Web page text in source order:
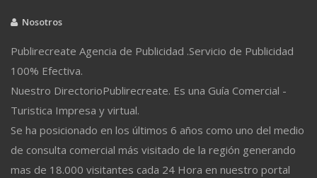
Nosotros
Publirecreate Agencia de Publicidad .Servicio de Publicidad
100% Efectiva.
Nuestro DirectorioPublirecreate. Es una Guía Comercial -
Turistica Impresa y virtual.
Se ha posicionado en los últimos 6 años como uno del medio
de consulta comercial más visitado de la región generando
mas de 18.000 visitantes cada 24 Hora en nuestro portal